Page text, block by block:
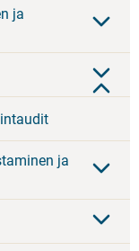
ja
ja